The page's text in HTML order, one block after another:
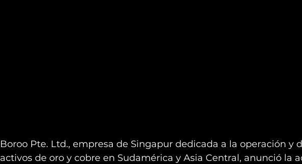
Boroo Pte. Ltd., empresa de Singapur dedicada a la operación y
activos de oro y cobre en Sudamérica y Asia Central, anunció la